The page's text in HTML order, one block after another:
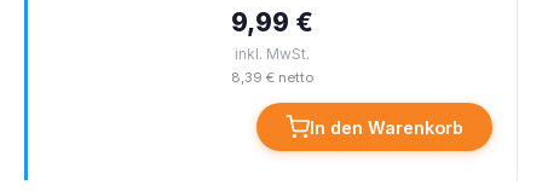
9,99 €
inkl. MwSt.
8,39 € netto
In den Warenkorb